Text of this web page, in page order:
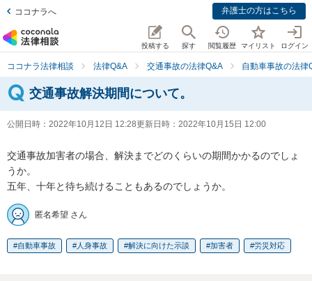
ココナラへ 弁護士の方はこちら
投稿する 探す 閲覧履歴 マイリスト ログイン
ココナラ法律相談 法律Q&A 交通事故の法律Q&A 自動車事故の法律
交通事故解決期間について。
公開日時： 2022年10月12日 12:28更新日時： 2022年10月15日 12:00
交通事故加害者の場合、解決までどのくらいの期間かかるのでしょ
うか。
五年、十年と待ち続けることもあるのでしょうか。
匿名希望 さん
自動車事故 人身事故 解決に向けた示談 加害者 労災対応